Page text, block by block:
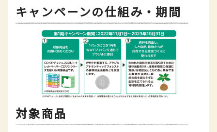
キャンペーンの仕組み・期間
対象商品